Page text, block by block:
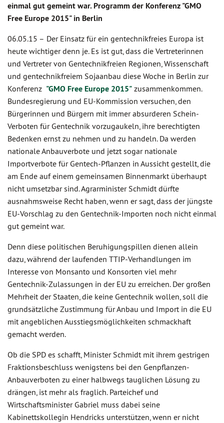
einmal gut gemeint war. Programm der Konferenz "GMO
Free Europe 2015" in Berlin
06.05.15 – Der Einsatz für ein gentechnikfreies Europa ist
heute wichtiger denn je. Es ist gut, dass die Vertreterinnen
und Vertreter von Gentechnikfreien Regionen, Wissenschaft
und gentechnikfreiem Sojaanbau diese Woche in Berlin zur
Konferenz "GMO Free Europe 2015" zusammenkommen.
Bundesregierung und EU-Kommission versuchen, den
Bürgerinnen und Bürgern mit immer absurderen Schein-
Verboten für Gentechnik vorzugaukeln, ihre berechtigten
Bedenken ernst zu nehmen und zu handeln. Da werden
nationale Anbauverbote und jetzt sogar nationale
Importverbote für Gentech-Pflanzen in Aussicht gestellt, die
am Ende auf einem gemeinsamen Binnenmarkt überhaupt
nicht umsetzbar sind. Agrarminister Schmidt dürfte
ausnahmsweise Recht haben, wenn er sagt, dass der jüngste
EU-Vorschlag zu den Gentechnik-Importen noch nicht einmal
gut gemeint war.
Denn diese politischen Beruhigungspillen dienen allein
dazu, während der laufenden TTIP-Verhandlungen im
Interesse von Monsanto und Konsorten viel mehr
Gentechnik-Zulassungen in der EU zu erreichen. Der großen
Mehrheit der Staaten, die keine Gentechnik wollen, soll die
grundsätzliche Zustimmung für Anbau und Import in die EU
mit angeblichen Ausstiegsmöglichkeiten schmackhaft
gemacht werden.
Ob die SPD es schafft, Minister Schmidt mit ihrem gestrigen
Fraktionsbeschluss wenigstens bei den Genpflanzen-
Anbauverboten zu einer halbwegs tauglichen Lösung zu
drängen, ist mehr als fraglich. Parteichef und
Wirtschaftsminister Gabriel muss dabei seine
Kabinettskollegin Hendricks unterstützen, wenn er nicht